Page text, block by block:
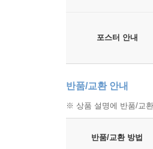
포스터 안내
반품/교환 안내
※ 상품 설명에 반품/교
반품/교환 방법